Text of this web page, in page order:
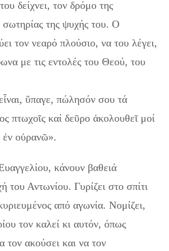
δείχνει, τον δρόμο της
σωτηρίας της ψυχής του. Ο
τον νεαρό πλούσιο, να του λέγει,
με τις εντολές του Θεού, του
ὕπαγε, πώλησόν σου τά
πτωχοῖς καί δεῦρο ἀκολουθεῖ μοί
ἐν οὐρανῶ».
κάνουν βαθειά
του Αντωνίου. Γυρίζει στο σπίτι
από αγωνία. Νομίζει,
τον καλεί κι αυτόν, όπως
τον ακούσει και να τον